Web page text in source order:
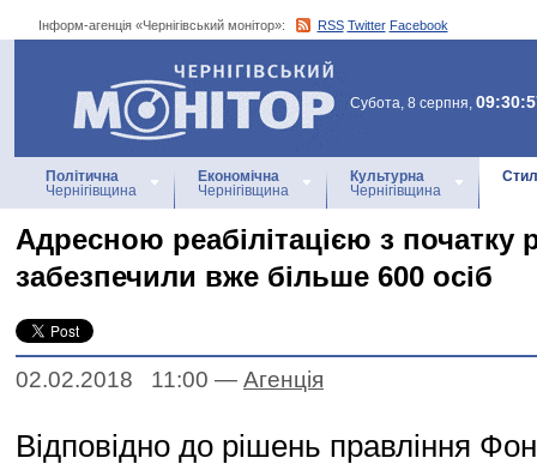
Інформ-агенція «Чернігівський монітор»: RSS Twitter Facebook
Інформ-агенція
«Чернігівський монітор»
Субота, 8 серпня,
Політична
Чернігівщина
Економічна
Чернігівщина
Культурна
Чернігівщина
Адресною реабілітацією з початку
забезпечили вже більше 600 осіб
02.02.2018 11:00 — Агенцiя
Відповідно до рішень правління